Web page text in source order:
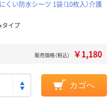
くい防水シーツ 1袋（10枚入）介護
タイプ
販売価格（税込） ￥1,180
カゴへ